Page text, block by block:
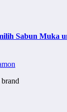
Sabun Muka